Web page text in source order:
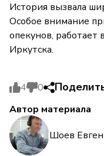
История вызвала
Особое внимание
опекунов, работает
Иркутска.
4 0
Автор материала
Шоев